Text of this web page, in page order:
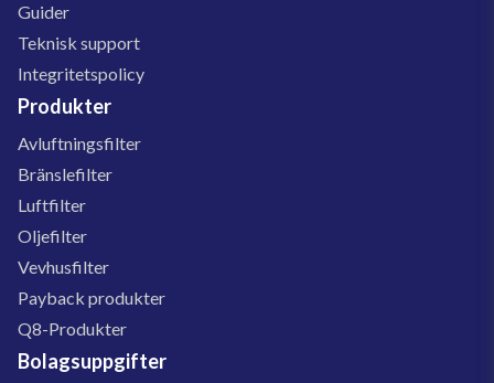
Guider
Teknisk support
Integritetspolicy
Produkter
Avluftningsfilter
Bränslefilter
Luftfilter
Oljefilter
Vevhusfilter
Payback produkter
Q8-Produkter
Bolagsuppgifter